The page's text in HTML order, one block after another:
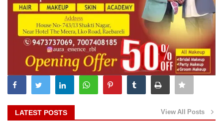
LATEST POSTS View All Posts